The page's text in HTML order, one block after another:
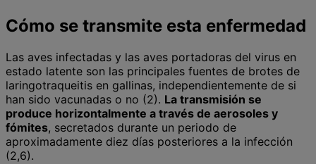
Cómo se transmite esta enfermedad
Las aves infectadas y las aves portadoras del virus en
estado latente son las principales fuentes de brotes de
laringotraqueitis en gallinas, independientemente de si
han sido vacunadas o no (2). La transmisión se
produce horizontalmente a través de aerosoles y
fómites, secretados durante un periodo de
aproximadamente diez días posteriores a la infección
(2,6).